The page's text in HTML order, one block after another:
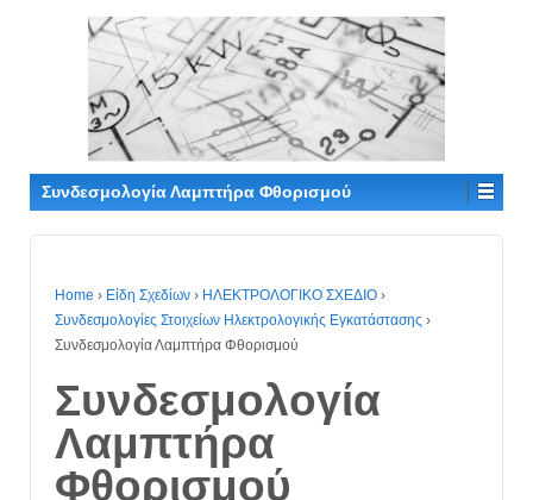
Συνδεσμολογία Λαμπτήρα Φθορισμού
Home › Είδη Σχεδίων › ΗΛΕΚΤΡΟΛΟΓΙΚΟ ΣΧΕΔΙΟ ›
Συνδεσμολογίες Στοιχείων Ηλεκτρολογικής Εγκατάστασης ›
Συνδεσμολογία Λαμπτήρα Φθορισμού
Συνδεσμολογία
Λαμπτήρα
Φθορισμού